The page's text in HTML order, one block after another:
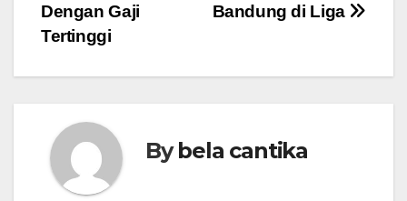
Bandung di Liga
Dengan Gaji
Tertinggi
Bybela cantika